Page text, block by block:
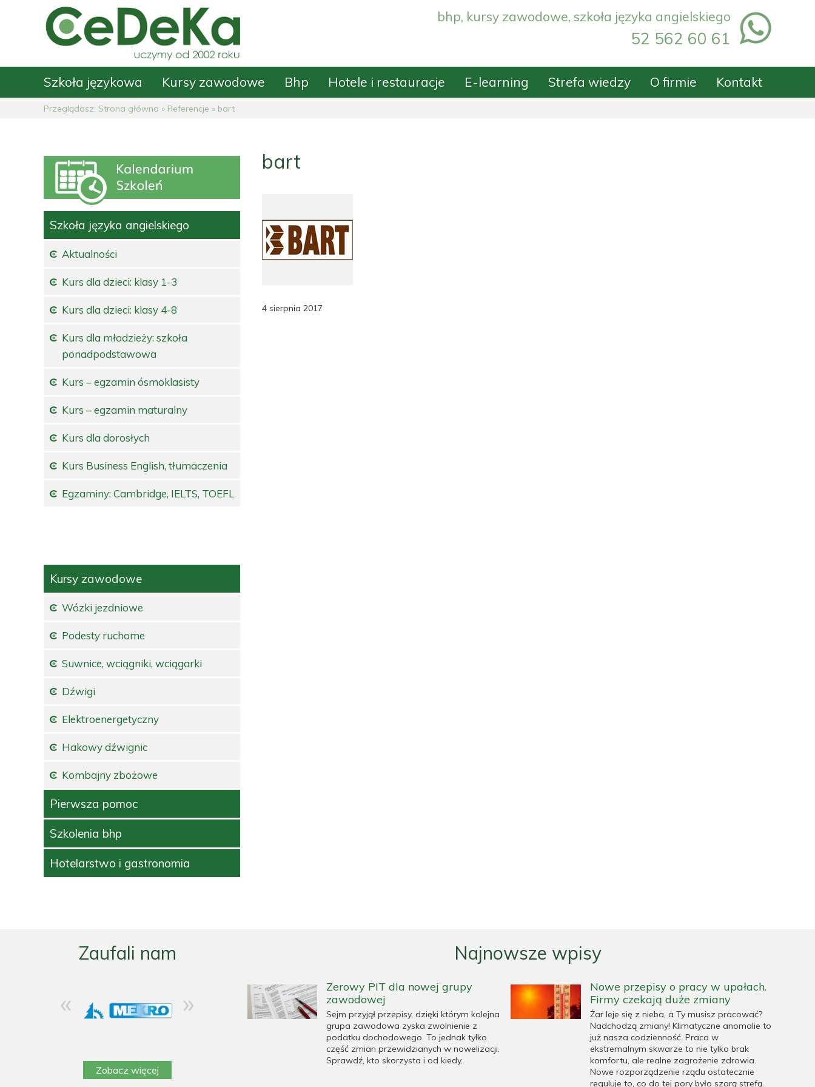
bhp, kursy zawodowe, szkoła języka angielskiego
52 562 60 61
Szkoła językowa Kursy zawodowe Bhp Hotele i restauracje E-learning Strefa wiedzy O firmie Kontakt
Przeglądasz: Strona główna » Referencje » bart
bart
4 sierpnia 2017
Szkoła języka angielskiego
Aktualności
Kurs dla dzieci: klasy 1-3
Kurs dla dzieci: klasy 4-8
Kurs dla młodzieży: szkoła
ponadpodstawowa
Kurs – egzamin ósmoklasisty
Kurs – egzamin maturalny
Kurs dla dorosłych
Kurs Business English, tłumaczenia
Egzaminy: Cambridge, IELTS, TOEFL
Kursy zawodowe
Wózki jezdniowe
Podesty ruchome
Suwnice, wciągniki, wciągarki
Dźwigi
Elektroenergetyczny
Hakowy dźwignic
Kombajny zbożowe
Pierwsza pomoc
Szkolenia bhp
Hotelarstwo i gastronomia
Zaufali nam
« »
Zobacz więcej
Najnowsze wpisy
Zerowy PIT dla nowej grupy
zawodowej
Sejm przyjął przepisy, dzięki którym kolejna
grupa zawodowa zyska zwolnienie z
podatku dochodowego. To jednak tylko
część zmian przewidzianych w nowelizacji.
Sprawdź, kto skorzysta i od kiedy.
Nowe przepisy o pracy w upałach.
Firmy czekają duże zmiany
Żar leje się z nieba, a Ty musisz pracować?
Nadchodzą zmiany! Klimatyczne anomalie to
już nasza codzienność. Praca w
ekstremalnym skwarze to nie tylko brak
komfortu, ale realne zagrożenie zdrowia.
Nowe rozporządzenie rządu ostatecznie
reguluje to, co do tej pory było szarą strefą.